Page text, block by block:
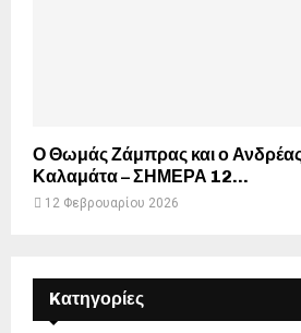
Ο Θωμάς Ζάμπρας και ο
Καλαμάτα – ΣΗΜΕΡΑ 12...
12 Φεβρουαρίου 2026
Kατηγορίες